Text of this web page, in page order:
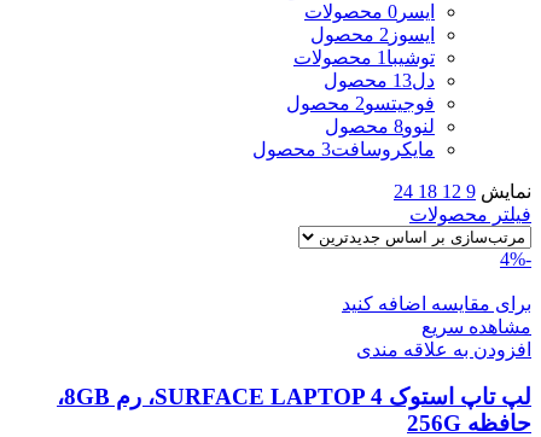
ایسر 0 محصولات
ایسوز 2 محصول
توشیبا 1 محصولات
دل13 محصول
فوجیتسو2 محصول
لنوو8 محصول
مایکروسافت3 محصول
نمایش 9
12
18
24
فیلتر محصولات
-4%
برای مقایسه اضافه کنید
مشاهده سریع
افزودن به علاقه مندی
لپ تاپ استوک SURFACE LAPTOP 4، رم 8GB،
حافظه 256G